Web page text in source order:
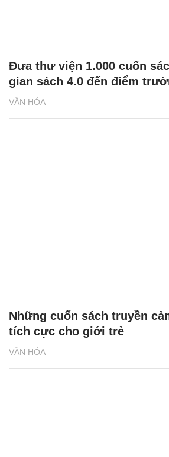
VĂN HÓA
Đưa thư viện 1.000 cuốn
gian sách 4.0 đến điểm
VĂN HÓA
Những cuốn sách truyền
tích cực cho giới trẻ